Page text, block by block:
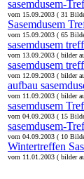
sasemdusem-
vom 15.09.2003 ( 31
Sasemdusem
vom 15.09.2003 ( 65
sasemdusem
vom 13.09.2003 ( bilder
sasemdusem
vom 12.09.2003 ( bilder
aufbau
vom 11.09.2003 ( bilder
sasemdusem
vom 04.09.2003 ( 15
sasemdusem-
vom 04.09.2003 ( 10
Wintertreffen
vom 11.01.2003 ( bilder